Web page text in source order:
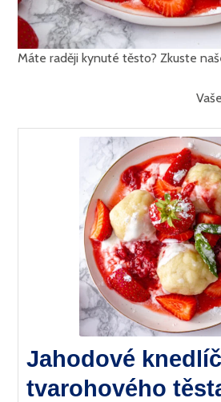
Máte raději kynuté těsto? Zkuste
Jahodové
tvarohového